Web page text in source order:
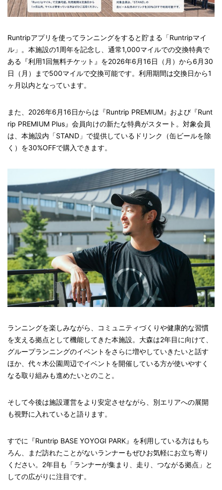
Runtripアプリを使ってランニングをすると貯まる「Runtripマイ
ル」。本施設の1周年を記念し、通常1,000マイルでの交換特典で
ある『利用1回無料チケット』を2026年6月16日（月）から6月30
日（月）まで500マイルで交換可能です。利用期間は交換日から1
ヶ月以内となっています。
また、2026年6月16日からは『Runtrip PREMIUM』および『Runt
rip PREMIUM Plus』会員向けの新たな特典がスタート。対象会員
は、本施設内「STAND」で提供しているドリンク（缶ビールを除
く）を30%OFFで購入できます。
ランニングを楽しみながら、コミュニティづくりや健康的な習慣
を支える拠点として機能してきた本施設。大森は2年目に向けて、
グループランニングのイベントをさらに増やしていきたいと話す
ほか、代々木公園周辺でイベントを開催している方が使いやすく
なる取り組みも進めたいとのこと。
そして今後は施設運営をより安定させながら、別エリアへの展開
も視野に入れていると語ります。
すでに『Runtrip BASE YOYOGI PARK』を利用している方はもち
ろん、まだ訪れたことがないランナーもぜひお気軽にお立ち寄り
ください。2年目も「ランナーが集まり、走り、つながる拠点」と
しての広がりに注目です。